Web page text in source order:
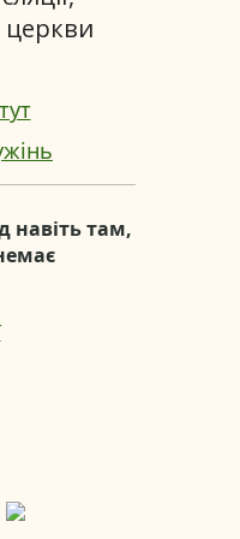
церкви
навіть там,